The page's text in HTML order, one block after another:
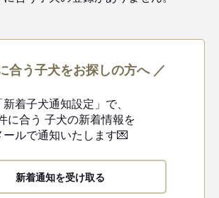
合う子犬をお探しの方へ ／
新着子犬通知設定」で、
に合う 子犬の新着情報を
ールで通知いたします💌
新着通知を受け取る